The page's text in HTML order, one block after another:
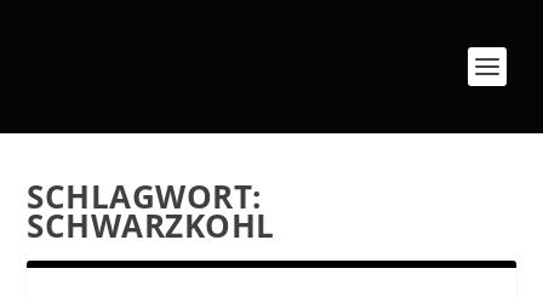
SCHLAGWORT:
SCHWARZKOHL